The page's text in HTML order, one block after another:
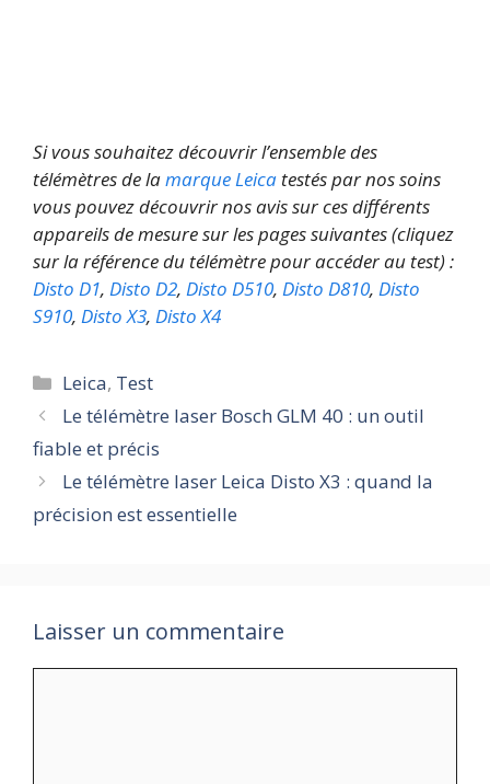
Si vous souhaitez découvrir l’ensemble des
télémètres de lamarque Leica testés par nos soins
vous pouvez découvrir nos avis sur ces différents
appareils de mesure sur les pages suivantes (cliquez
sur la référence du télémètre pour accéder au test) :
Disto D1, Disto D2, Disto D510, Disto D810, Disto
S910, Disto X3, Disto X4
Catégories
Leica, Test
Le télémètre laser Bosch GLM 40 : un outil
fiable et précis
Le télémètre laser Leica Disto X3 : quand la
précision est essentielle
Laisser un commentaire